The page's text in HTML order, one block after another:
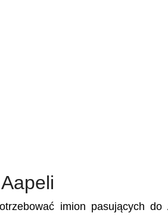
imion pasujących do